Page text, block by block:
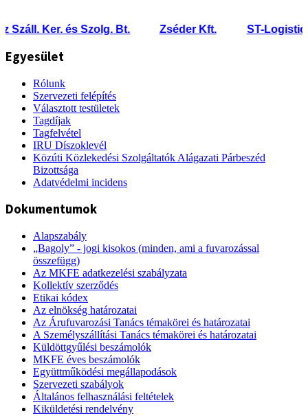
Ker. és Szolg. Bt. Zséder Kft. ST-Logistic
Egyesület
Rólunk
Szervezeti felépítés
Választott testületek
Tagdíjak
Tagfelvétel
IRU Díszoklevél
Közúti Közlekedési Szolgáltatók Alágazati Párbeszéd
Bizottsága
Adatvédelmi incidens
Dokumentumok
Alapszabály
„Bagoly” - jogi kisokos (minden, ami a fuvarozással
összefügg)
Az MKFE adatkezelési szabályzata
Kollektív szerződés
Etikai kódex
Az elnökség határozatai
Az Árufuvarozási Tanács témakörei és határozatai
A Személyszállítási Tanács témakörei és határozatai
Küldöttgyűlési beszámolók
MKFE éves beszámolók
Együttműködési megállapodások
Szervezeti szabályok
Általános felhasználási feltételek
Kiküldetési rendelvény